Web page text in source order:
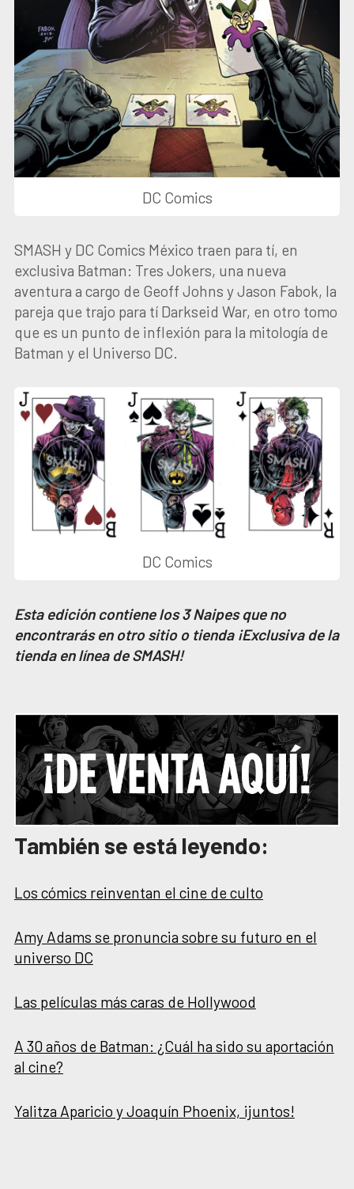
DC Comics
SMASH y DC Comics México traen para tí, en
exclusiva Batman: Tres Jokers, una nueva
aventura a cargo de Geoff Johns y Jason Fabok, la
pareja que trajo para tí Darkseid War, en otro tomo
que es un punto de inflexión para la mitología de
Batman y el Universo DC.
DC Comics
Esta edición contiene los 3 Naipes que no
encontrarás en otro sitio o tienda ¡Exclusiva de la
tienda en línea de SMASH!
También se está leyendo:
Los cómics reinventan el cine de culto
Amy Adams se pronuncia sobre su futuro en el
universo DC
Las películas más caras de Hollywood
A 30 años de Batman: ¿Cuál ha sido su aportación
al cine?
Yalitza Aparicio y Joaquín Phoenix, ¡juntos!